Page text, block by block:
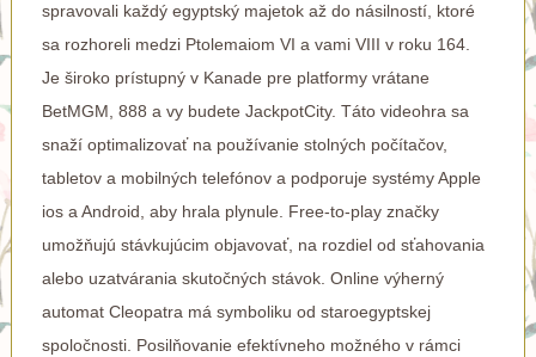
spravovali každý egyptský majetok až do násilností, ktoré
sa rozhoreli medzi Ptolemaiom VI a vami VIII v roku 164.
Je široko prístupný v Kanade pre platformy vrátane
BetMGM, 888 a vy budete JackpotCity. Táto videohra sa
snaží optimalizovať na používanie stolných počítačov,
tabletov a mobilných telefónov a podporuje systémy Apple
ios a Android, aby hrala plynule. Free-to-play značky
umožňujú stávkujúcim objavovať, na rozdiel od sťahovania
alebo uzatvárania skutočných stávok. Online výherný
automat Cleopatra má symboliku od staroegyptskej
spoločnosti. Posilňovanie efektívneho možného v rámci